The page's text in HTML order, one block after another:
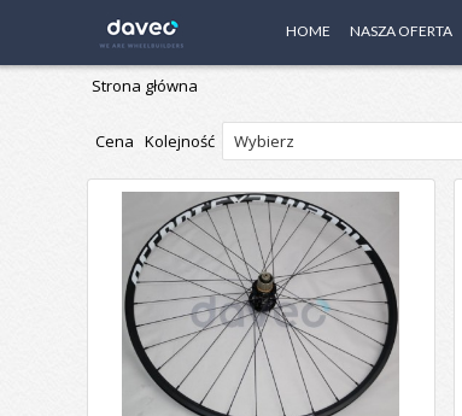
HOME NASZA OFERTA
Strona główna
Cena Kolejność